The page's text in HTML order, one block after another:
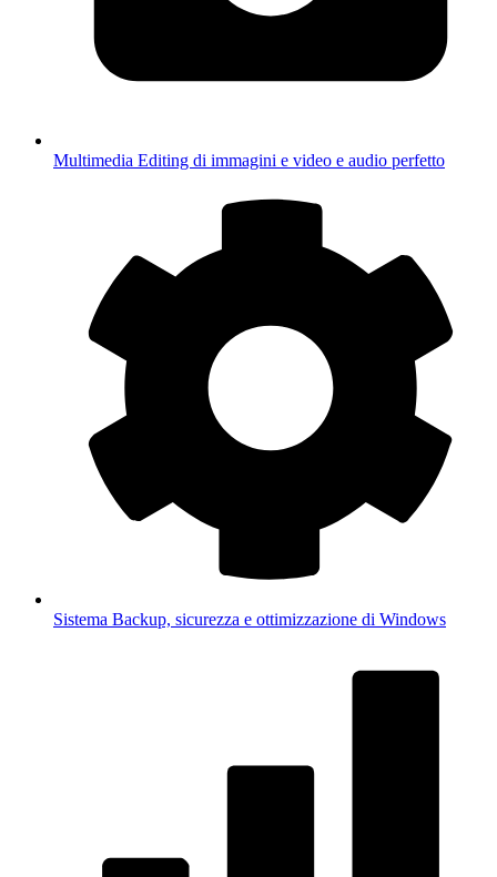
Multimedia Editing di immagini e video e audio perfetto
Sistema Backup, sicurezza e ottimizzazione di Windows